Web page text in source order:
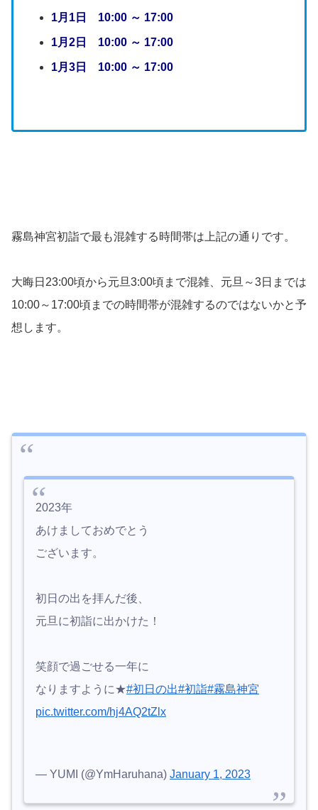
1月1日 10:00 ～ 17:00
1月2日 10:00 ～ 17:00
1月3日 10:00 ～ 17:00
霧島神宮初詣で最も混雑する時間帯は上記の通りです。
大晦日23:00頃から元旦3:00頃まで混雑、元旦～3日までは
10:00～17:00頃までの時間帯が混雑するのではないかと予
想します。
2023年
あけましておめでとう
ございます。
初日の出を拝んだ後、
元旦に初詣に出かけた！
笑顔で過ごせる一年に
なりますように★#初日の出#初詣#霧島神宮
pic.twitter.com/hj4AQ2tZlx
— YUMI (@YmHaruhana) January 1, 2023